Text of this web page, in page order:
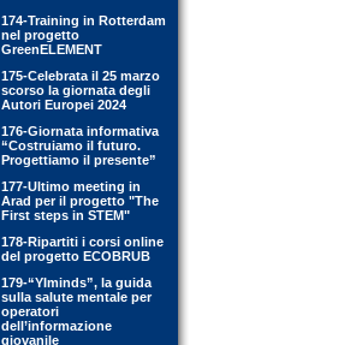
174-Training in Rotterdam
nel progetto
GreenELEMENT
175-Celebrata il 25 marzo
scorso la giornata degli
Autori Europei 2024
176-Giornata informativa
“Costruiamo il futuro.
Progettiamo il presente”
177-Ultimo meeting in
Arad per il progetto "The
First steps in STEM"
178-Ripartiti i corsi online
del progetto ECOBRUB
179-“YIminds”, la guida
sulla salute mentale per
operatori
dell’informazione
giovanile